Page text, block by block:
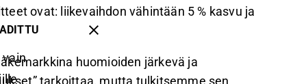
ovat: liikevaihdon vähintään 5 % kasvu ja
huomioiden järkevä ja
tarkoittaa, mutta tulkitsemme sen
vain